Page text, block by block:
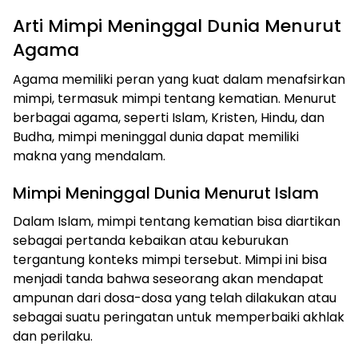
Arti Mimpi Meninggal Dunia Menurut
Agama
Agama memiliki peran yang kuat dalam menafsirkan
mimpi, termasuk mimpi tentang kematian. Menurut
berbagai agama, seperti Islam, Kristen, Hindu, dan
Budha, mimpi meninggal dunia dapat memiliki
makna yang mendalam.
Mimpi Meninggal Dunia Menurut Islam
Dalam Islam, mimpi tentang kematian bisa diartikan
sebagai pertanda kebaikan atau keburukan
tergantung konteks mimpi tersebut. Mimpi ini bisa
menjadi tanda bahwa seseorang akan mendapat
ampunan dari dosa-dosa yang telah dilakukan atau
sebagai suatu peringatan untuk memperbaiki akhlak
dan perilaku.